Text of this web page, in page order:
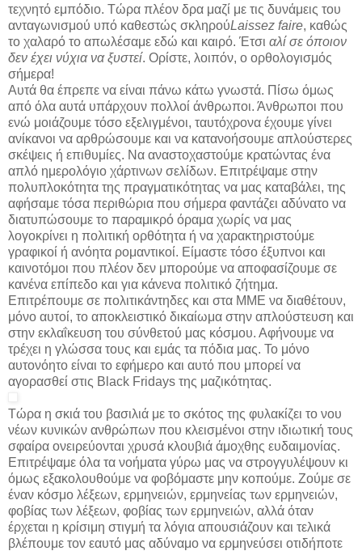
τεχνητό εμπόδιο. Τώρα πλέον δρα μαζί με τις δυνάμεις του
ανταγωνισμού υπό καθεστώς σκληρούLaissez faire, καθώς
το χαλαρό το απωλέσαμε εδώ και καιρό. Έτσι αλί σε όποιον
δεν έχει νύχια να ξυστεί. Ορίστε, λοιπόν, ο ορθολογισμός
σήμερα!
Αυτά θα έπρεπε να είναι πάνω κάτω γνωστά. Πίσω όμως
από όλα αυτά υπάρχουν πολλοί άνθρωποι. Άνθρωποι που
ενώ μοιάζουμε τόσο εξελιγμένοι, ταυτόχρονα έχουμε γίνει
ανίκανοι να αρθρώσουμε και να κατανοήσουμε απλούστερες
σκέψεις ή επιθυμίες. Να αναστοχαστούμε κρατώντας ένα
απλό ημερολόγιο χάρτινων σελίδων. Επιτρέψαμε στην
πολυπλοκότητα της πραγματικότητας να μας καταβάλει, της
αφήσαμε τόσα περιθώρια που σήμερα φαντάζει αδύνατο να
διατυπώσουμε το παραμικρό όραμα χωρίς να μας
λογοκρίνει η πολιτική ορθότητα ή να χαρακτηριστούμε
γραφικοί ή ανόητα ρομαντικοί. Είμαστε τόσο έξυπνοι και
καινοτόμοι που πλέον δεν μπορούμε να αποφασίζουμε σε
κανένα επίπεδο και για κάνενα πολιτικό ζήτημα.
Επιτρέπουμε σε πολιτικάντηδες και στα ΜΜΕ να διαθέτουν,
μόνο αυτοί, το αποκλειστικό δικαίωμα στην απλούστευση και
στην εκλαΐκευση του σύνθετού μας κόσμου. Αφήνουμε να
τρέχει η γλώσσα τους και εμάς τα πόδια μας. Το μόνο
αυτονόητο είναι το εφήμερο και αυτό που μπορεί να
αγορασθεί στις Black Fridays της μαζικότητας.
Τώρα η σκιά του βασιλιά με το σκότος της φυλακίζει το νου
νέων κυνικών ανθρώπων που κλεισμένοι στην ιδιωτική τους
σφαίρα ονειρεύονται χρυσά κλουβιά άμοχθης ευδαιμονίας.
Επιτρέψαμε όλα τα νοήματα γύρω μας να στρογγυλέψουν κι
όμως εξακολουθούμε να φοβόμαστε μην κοπούμε. Ζούμε σε
έναν κόσμο λέξεων, ερμηνειών, ερμηνείας των ερμηνειών,
φοβίας των λέξεων, φοβίας των ερμηνειών, αλλά όταν
έρχεται η κρίσιμη στιγμή τα λόγια απουσιάζουν και τελικά
βλέπουμε τον εαυτό μας αδύναμο να ερμηνεύσει οτιδήποτε